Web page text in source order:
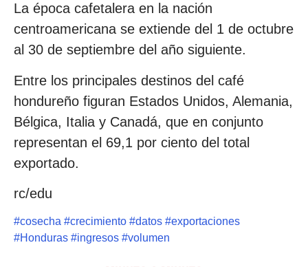
La época cafetalera en la nación
centroamericana se extiende del 1 de octubre
al 30 de septiembre del año siguiente.
Entre los principales destinos del café
hondureño figuran Estados Unidos, Alemania,
Bélgica, Italia y Canadá, que en conjunto
representan el 69,1 por ciento del total
exportado.
rc/edu
#cosecha #crecimiento #datos #exportaciones
#Honduras #ingresos #volumen